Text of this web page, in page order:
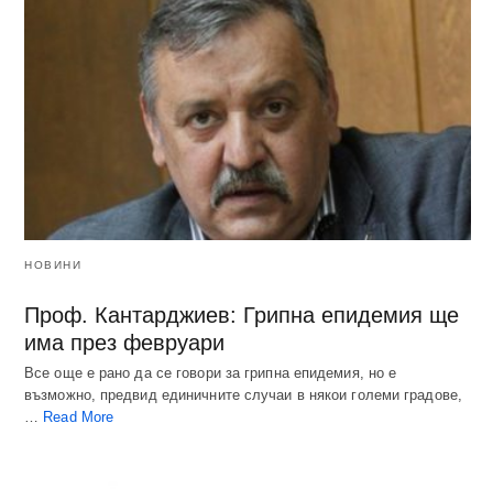
НОВИНИ
Проф. Кантарджиев: Грипна епидемия ще
има през февруари
Все още е рано да се говори за грипна епидемия, но е
възможно, предвид единичните случаи в някои големи градове,
… Read More